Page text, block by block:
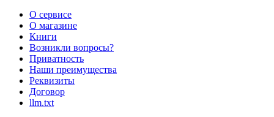
О сервисе
О магазине
Книги
Возникли вопросы?
Приватность
Наши преимущества
Реквизиты
Договор
llm.txt